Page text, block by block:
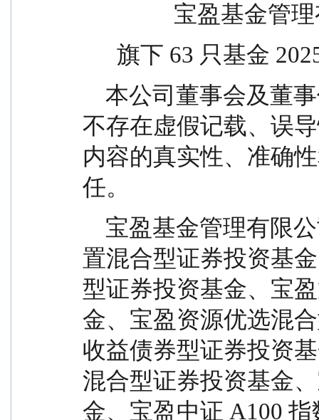
宝盈
旗下 63 只基
不存在虚假记载、误
内容的真实性、准确
任。
置混合型证券投资基
型证券投资基金、宝
金、宝盈资源优选混
收益债券型证券投资
混合型证券投资基金
金、宝盈中证 A100